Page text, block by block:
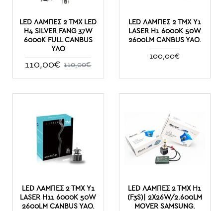
LED ΛΆΜΠΕΣ 2 ΤΜΧ LED
H4 SILVER FANG 37W
6000K FULL CANBUS
ΥΛΟ
110,00€ 110,00€
LED ΛΆΜΠΕΣ 2 ΤΜΧ Y1
LASER H1 6000K 50W
2600LM CANBUS YAO.
100,00€
LED ΛΆΜΠΕΣ 2 ΤΜΧ Y1
LASER H11 6000K 50W
2600LM CANBUS YAO.
LED ΛΆΜΠΕΣ 2 ΤΜΧ Η1
(F3S)| 2X26W/2.600LM
MOVER SAMSUNG.